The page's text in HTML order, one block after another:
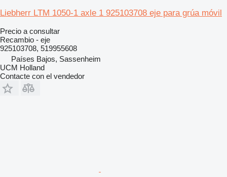
Liebherr LTM 1050-1 axle 1 925103708 eje para grúa móvil
Precio a consultar
Recambio - eje
925103708, 519955608
Países Bajos, Sassenheim
UCM Holland
Contacte con el vendedor